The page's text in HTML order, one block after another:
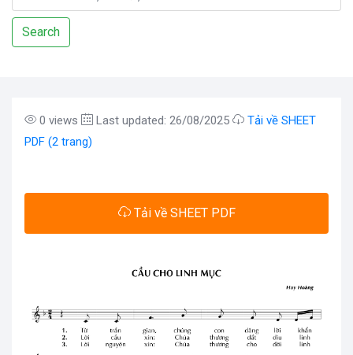
Search
0 views Last updated: 26/08/2025
Tải về SHEET
PDF (2 trang)
Tải về SHEET PDF